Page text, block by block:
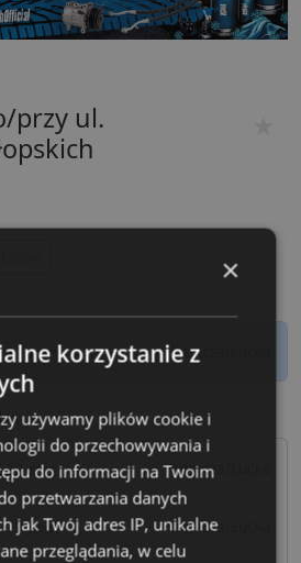
przy ul.
22 min → Hutnicza/Łucka
min → Hutnicza/Łucka
17 min → Hutnicza/Łucka
×
korzystanie z
używamy plików cookie i
do przechowywania i
do informacji na Twoim
przetwarzania danych
jak Twój adres IP, unikalne
przeglądania, w celu